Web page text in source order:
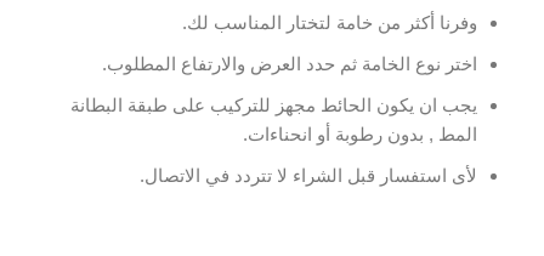
وفرنا أكثر من خامة لتختار المناسب لك.
اختر نوع الخامة ثم حدد العرض والارتفاع المطلوب.
يجب ان يكون الحائط مجهز للتركيب على طبقة البطانة
المط , بدون رطوبة أو انحناءات.
لأى استفسار قبل الشراء لا تتردد في الاتصال.